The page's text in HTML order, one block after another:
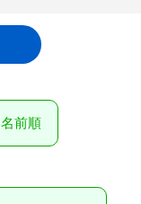
名前順